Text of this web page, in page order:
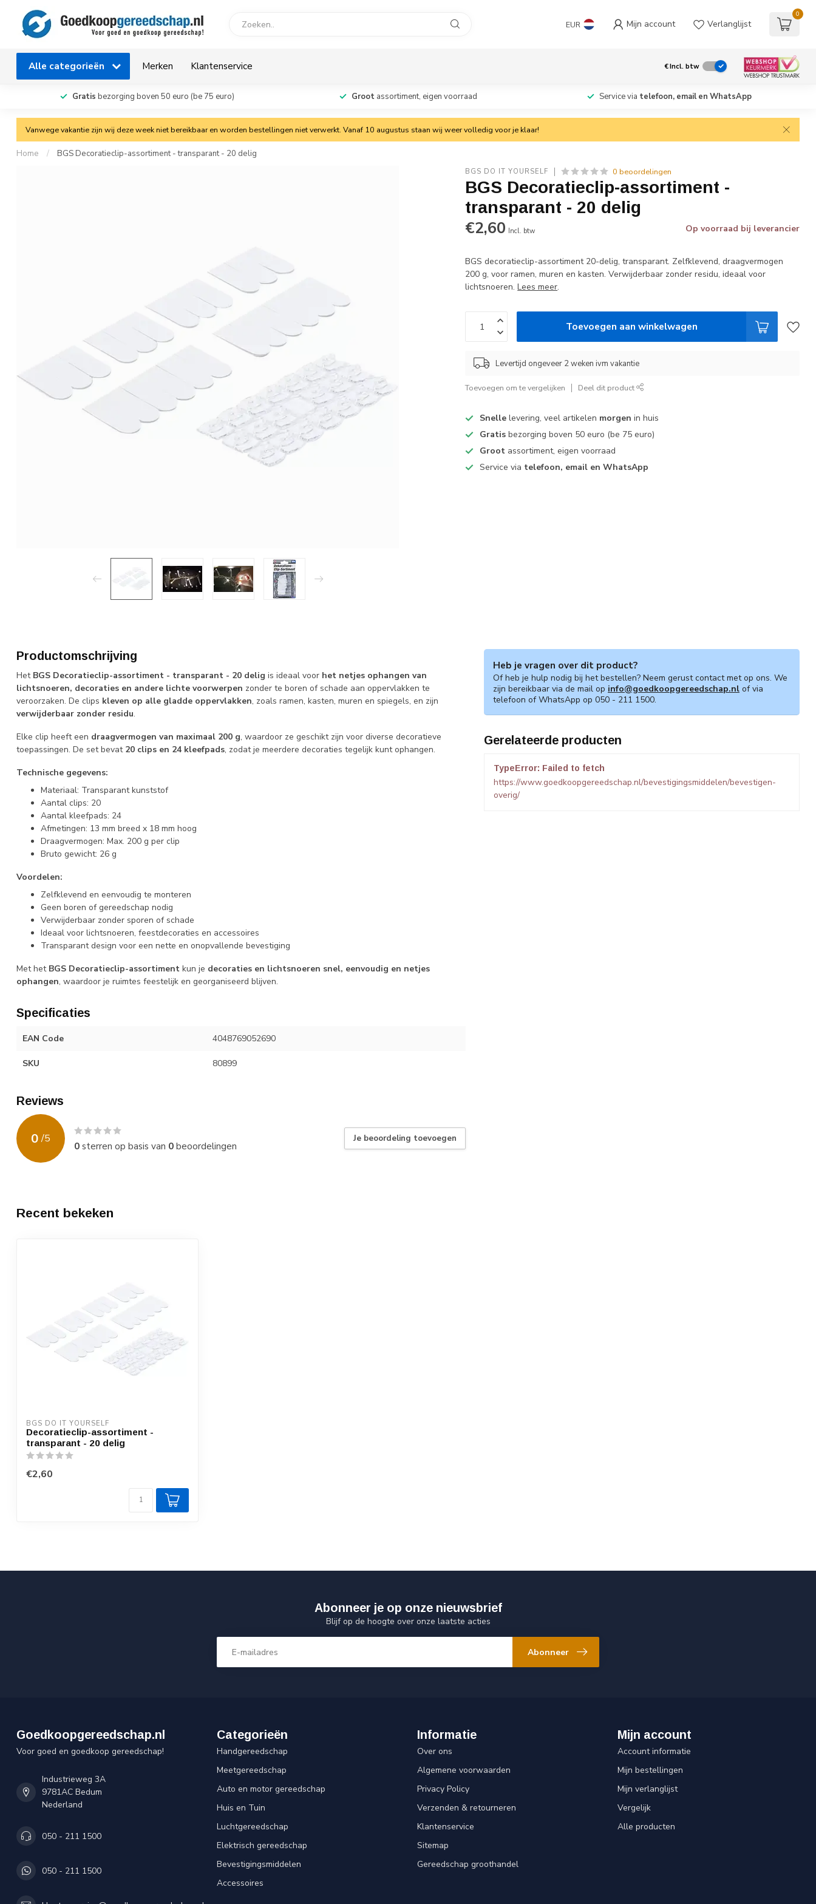
EUR Mijn account Verlanglijst
0
Alle categorieën Merken Klantenservice €Incl. btw
Gratis bezorging boven 50 euro (be 75 euro) Grootassortiment, eigen voorraad Service via telefoon, email en WhatsApp
Vanwege vakantie zijn wij deze week niet bereikbaar en worden bestellingen niet verwerkt. Vanaf 10 augustus staan wij weer volledig voor je klaar!
Home / BGS Decoratieclip-assortiment - transparant - 20 delig
BGS DO IT YOURSELF 0 beoordelingen
BGS Decoratieclip-assortiment -
transparant - 20 delig
€2,60 Incl. btw Op voorraad bij leverancier
BGS decoratieclip-assortiment 20-delig, transparant. Zelfklevend, draagvermogen
200 g, voor ramen, muren en kasten. Verwijderbaar zonder residu, ideaal voor
lichtsnoeren.Lees meer.
Toevoegen aan winkelwagen
Levertijd ongeveer 2 weken ivm vakantie
Toevoegen om te vergelijken Deel dit product
Snelle levering, veel artikelen morgen in huis
Gratis bezorging boven 50 euro (be 75 euro)
Groot assortiment, eigen voorraad
Service via telefoon, email en WhatsApp
Productomschrijving
Het BGS Decoratieclip-assortiment - transparant - 20 delig is ideaal voor het netjes ophangen van
lichtsnoeren, decoraties en andere lichte voorwerpen zonder te boren of schade aan oppervlakken te
veroorzaken. De clips kleven op alle gladde oppervlakken, zoals ramen, kasten, muren en spiegels, en zijn
verwijderbaar zonder residu.
Elke clip heeft een draagvermogen van maximaal 200 g, waardoor ze geschikt zijn voor diverse decoratieve
toepassingen. De set bevat 20 clips en 24 kleefpads, zodat je meerdere decoraties tegelijk kunt ophangen.
Technische gegevens:
Materiaal: Transparant kunststof
Aantal clips: 20
Aantal kleefpads: 24
Afmetingen: 13 mm breed x 18 mm hoog
Draagvermogen: Max. 200 g per clip
Bruto gewicht: 26 g
Voordelen:
Zelfklevend en eenvoudig te monteren
Geen boren of gereedschap nodig
Verwijderbaar zonder sporen of schade
Ideaal voor lichtsnoeren, feestdecoraties en accessoires
Transparant design voor een nette en onopvallende bevestiging
Met het BGS Decoratieclip-assortiment kun je decoraties en lichtsnoeren snel, eenvoudig en netjes
ophangen, waardoor je ruimtes feestelijk en georganiseerd blijven.
Specificaties
EAN Code 4048769052690
SKU 80899
Reviews
0 /5
0sterren op basis van 0beoordelingen
Je beoordeling toevoegen
Heb je vragen over dit product?
Of heb je hulp nodig bij het bestellen? Neem gerust contact met op ons. We
zijn bereikbaar via de mail op info@goedkoopgereedschap.nl of via
telefoon of WhatsApp op 050 - 211 1500.
Gerelateerde producten
TypeError: Failed to fetch
https://www.goedkoopgereedschap.nl/bevestigingsmiddelen/bevestigen-
overig/
Recent bekeken
BGS DO IT YOURSELF
Decoratieclip-assortiment -
transparant - 20 delig
€2,60
Abonneer je op onze nieuwsbrief
Blijf op de hoogte over onze laatste acties
Abonneer
Goedkoopgereedschap.nl
Voor goed en goedkoop gereedschap!
Industrieweg 3A
9781AC Bedum
Nederland
050 - 211 1500
050 - 211 1500
Categorieën
Handgereedschap
Meetgereedschap
Auto en motor gereedschap
Huis en Tuin
Luchtgereedschap
Elektrisch gereedschap
Bevestigingsmiddelen
Accessoires
Informatie
Over ons
Algemene voorwaarden
Privacy Policy
Verzenden & retourneren
Klantenservice
Sitemap
Gereedschap groothandel
Mijn account
Account informatie
Mijn bestellingen
Mijn verlanglijst
Vergelijk
Alle producten